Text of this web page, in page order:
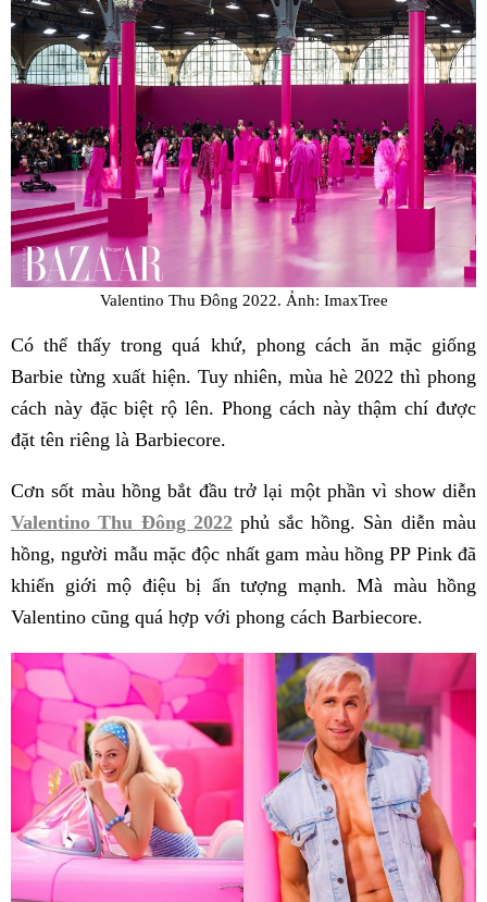
Valentino Thu Đông 2022. Ảnh: ImaxTree
Có thể thấy trong quá khứ, phong cách ăn mặc giống
Barbie từng xuất hiện. Tuy nhiên, mùa hè 2022 thì phong
cách này đặc biệt rộ lên. Phong cách này thậm chí được
đặt tên riêng là Barbiecore.
Cơn sốt màu hồng bắt đầu trở lại một phần vì show diễn
Valentino Thu Đông 2022 phủ sắc hồng. Sàn diễn màu
hồng, người mẫu mặc độc nhất gam màu hồng PP Pink đã
khiến giới mộ điệu bị ấn tượng mạnh. Mà màu hồng
Valentino cũng quá hợp với phong cách Barbiecore.